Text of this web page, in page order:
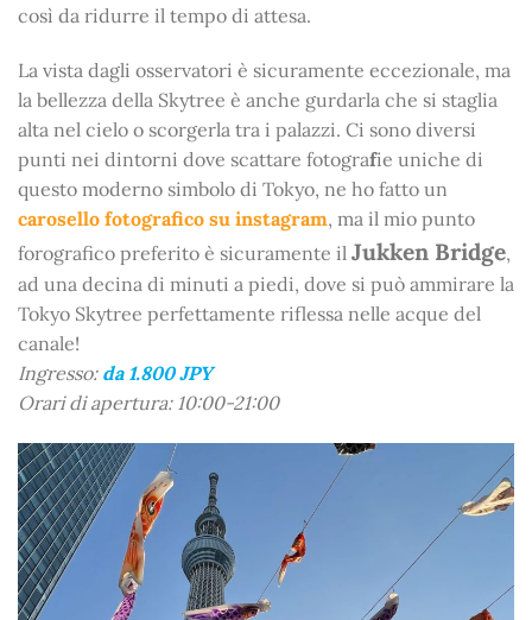
così da ridurre il tempo di attesa.
La vista dagli osservatori è sicuramente eccezionale, ma
la bellezza della Skytree è anche gurdarla che si staglia
alta nel cielo o scorgerla tra i palazzi. Ci sono diversi
punti nei dintorni dove scattare fotografie uniche di
questo moderno simbolo di Tokyo, ne ho fatto un
carosello fotografico su instagram, ma il mio punto
forografico preferito è sicuramente il Jukken Bridge,
ad una decina di minuti a piedi, dove si può ammirare la
Tokyo Skytree perfettamente riflessa nelle acque del
canale!
Ingresso: da 1.800 JPY
Orari di apertura: 10:00-21:00